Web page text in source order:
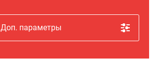
Доп. параметры